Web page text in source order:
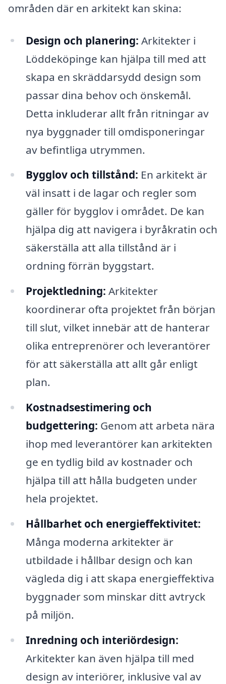
områden där en arkitekt kan skina:
Design och planering: Arkitekter i
Löddeköpinge kan hjälpa till med att
skapa en skräddarsydd design som
passar dina behov och önskemål.
Detta inkluderar allt från ritningar av
nya byggnader till omdisponeringar
av befintliga utrymmen.
Bygglov och tillstånd: En arkitekt är
väl insatt i de lagar och regler som
gäller för bygglov i området. De kan
hjälpa dig att navigera i byråkratin och
säkerställa att alla tillstånd är i
ordning förrän byggstart.
Projektledning: Arkitekter
koordinerar ofta projektet från början
till slut, vilket innebär att de hanterar
olika entreprenörer och leverantörer
för att säkerställa att allt går enligt
plan.
Kostnadsestimering och
budgettering: Genom att arbeta nära
ihop med leverantörer kan arkitekten
ge en tydlig bild av kostnader och
hjälpa till att hålla budgeten under
hela projektet.
Hållbarhet och energieffektivitet:
Många moderna arkitekter är
utbildade i hållbar design och kan
vägleda dig i att skapa energieffektiva
byggnader som minskar ditt avtryck
på miljön.
Inredning och interiördesign:
Arkitekter kan även hjälpa till med
design av interiörer, inklusive val av